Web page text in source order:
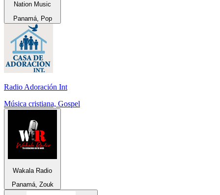
Nation Music
Panamá, Pop
Radio Adoración Int
Música cristiana, Gospel
Wakala Radio
Panamá, Zouk